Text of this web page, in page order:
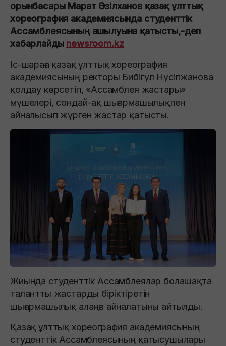
орынбасары Марат Әзілханов қазақ ұлттық
хореография академиясында студенттік
Ассамблеясының ашылуына қатысты,-деп
хабарлайды newsroom.kz
Іс-шараға қазақ ұлттық хореография
академиясының ректоры Бибігүл Нүсіпжанова
қолдау көрсетіп, «Ассамблея жастары»
мүшелері, сондай-ақ шығармашылықпен
айналысып жүрген жастар қатысты.
Жиында студенттік Ассамблеялар болашақта
талантты жастарды біріктіретін
шығармашылық алаңға айналатыны айтылды.
Қазақ ұлттық хореография академиясының
студенттік Ассамблеясының қатысушылары